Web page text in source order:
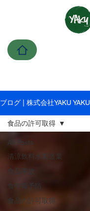
ブログ | 株式会社YAKU YAKU
All Posts
清涼飲料水製造業
食品事故
食中毒予防
食品の許可取得
食品の許可取得